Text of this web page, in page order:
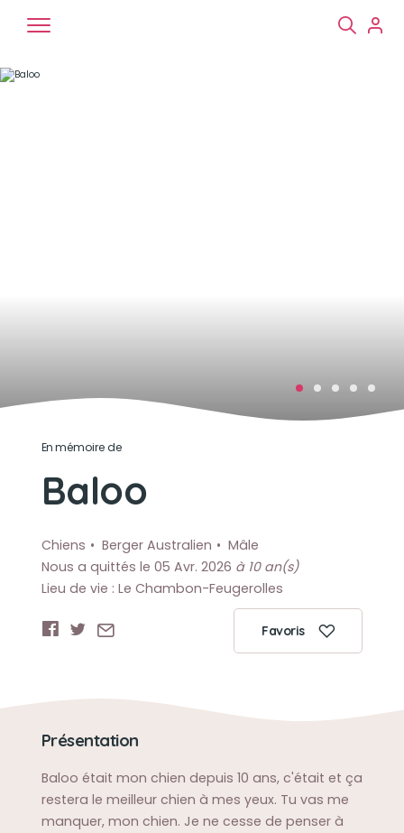
En mémoire de
Baloo
Chiens Berger Australien
Mâle
Nous a quittés le 05 Avr. 2026 à 10 an(s)
Lieu de vie : Le Chambon-Feugerolles
Favoris
Présentation
Baloo était mon chien depuis 10 ans, c'était et ça
restera le meilleur chien à mes yeux. Tu vas me
manquer, mon chien. Je ne cesse de penser à